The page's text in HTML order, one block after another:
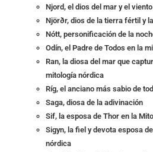
Njord, el dios del mar y el
Njörðr, dios de la tierra fértil y
Nótt, personificación de la
Odín, el Padre de Todos en la
Ran, la diosa del mar que
mitología nórdica
Ríg, el anciano más sabio de
Saga, diosa de la adivinación
Sif, la esposa de Thor en la
Sigyn, la fiel y devota esposa
nórdica